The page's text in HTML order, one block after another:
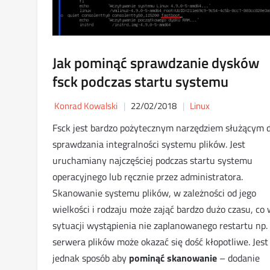
Jak pominąć sprawdzanie dysków
fsck podczas startu systemu
Konrad Kowalski 22/02/2018 Linux
Fsck jest bardzo pożytecznym narzędziem służącym
sprawdzania integralności systemu plików. Jest
uruchamiany najczęściej podczas startu systemu
operacyjnego lub ręcznie przez administratora.
Skanowanie systemu plików, w zależności od jego
wielkości i rodzaju może zająć bardzo dużo czasu, co
sytuacji wystąpienia nie zaplanowanego restartu np.
serwera plików może okazać się dość kłopotliwe. Jest
jednak sposób aby pominąć skanowanie – dodanie